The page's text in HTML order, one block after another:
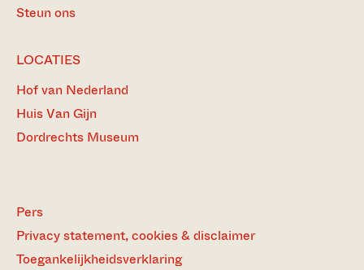
Steun ons
LOCATIES
Hof van Nederland
Huis Van Gijn
Dordrechts Museum
Pers
Privacy statement, cookies & disclaimer
Toegankelijkheidsverklaring